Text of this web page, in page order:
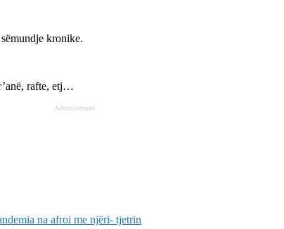
kronike.
rafte, etj…
Advertisement
na afroi me njëri- tjetrin